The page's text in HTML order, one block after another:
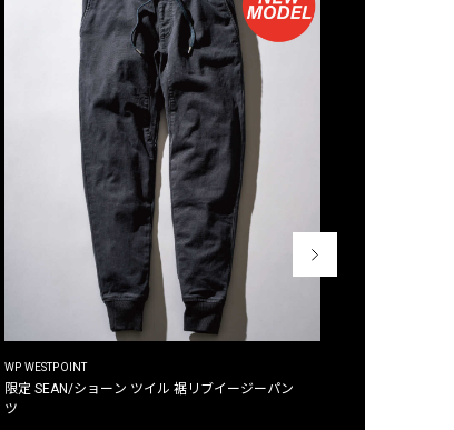
WP WESTPOINT
限定 SEAN/ショーン ツイル 裾リブイージーパン
ツ